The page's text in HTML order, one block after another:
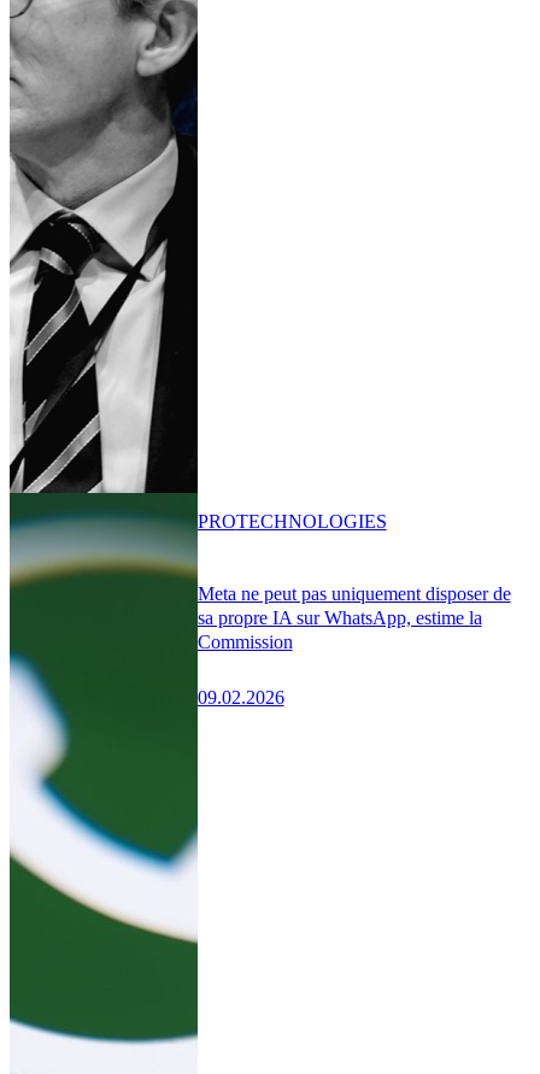
Meta ne peut pas uniquement disposer de
sa propre IA sur WhatsApp, estime la
Commission
09.02.2026
PROTECHNOLOGIES